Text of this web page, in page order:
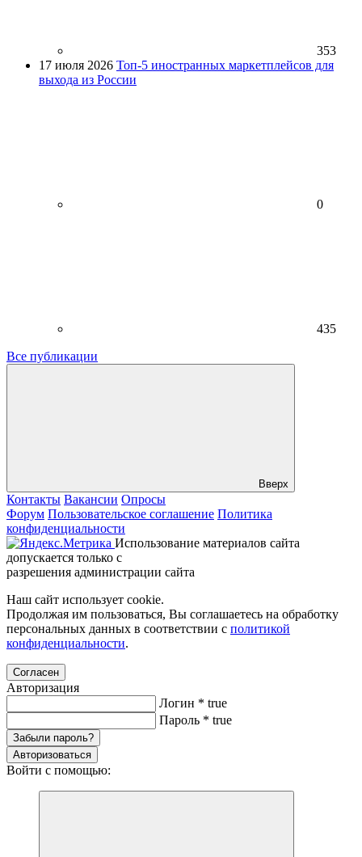
353
17 июля 2026 Топ-5 иностранных маркетплейсов для
выхода из России
0
435
Все публикации
Вверх
Контакты Вакансии Опросы
Форум Пользовательское соглашение Политика
конфиденциальности
Использование материалов сайта
допускается только с
разрешения администрации сайта
Наш сайт использует cookie.
Продолжая им пользоваться, Вы соглашаетесь на обработку
персональных данных в соответствии с политикой
конфиденциальности.
Согласен
Авторизация
Логин * true
Пароль * true
Забыли пароль?
Авторизоваться
Войти с помощью: